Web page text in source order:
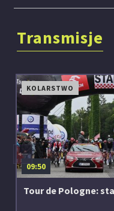
Transmisje
KOLARSTWO
09:50
Tour de Pologne:
◀